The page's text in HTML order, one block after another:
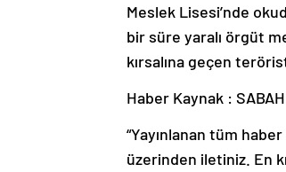
Meslek Lisesi’nde
bir süre yaralı örgüt
kırsalına geçen
Haber Kaynak :
“Yayınlanan tüm
üzerinden iletiniz. En